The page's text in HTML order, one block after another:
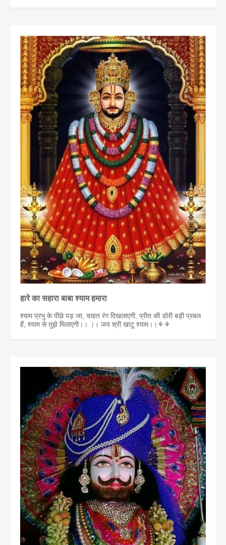
हारे का सहारा बाबा श्याम हमारा
श्याम प्रभु के पीछे पड़ जा, चाहत रंग दिखलाएगी, प्रीत की डोरी बड़ी प्रबल
हैं, श्याम से तुझे मिलाएगी।। ।। जय श्री खाटू श्याम।।⚘⚘